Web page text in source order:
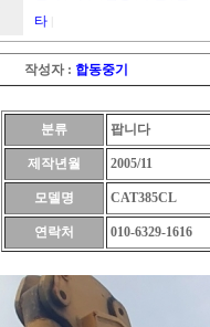
타
작성자 : 합동중기
분류 팝니다
제작년월 2005/11
모델명 CAT385CL
연락처 010-6329-1616